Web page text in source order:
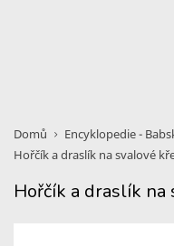
Domů
Encyklopedie -
Hořčík a draslík na svalové
Hořčík a draslík na